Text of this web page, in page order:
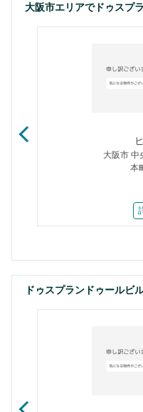
大阪市エリアでドゥスプ
大阪市 中
本
ドゥスプランドゥールビ